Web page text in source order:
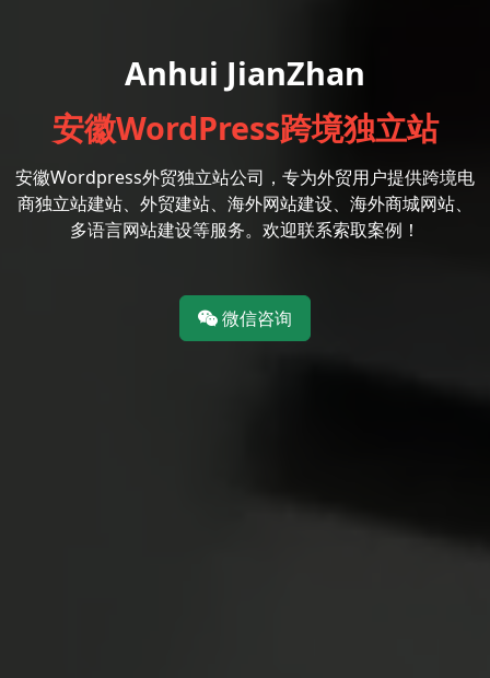
Anhui JianZhan
安徽WordPress跨境独立站
安徽Wordpress外贸独立站公司，专为外贸用户提供跨境电
商独立站建站、外贸建站、海外网站建设、海外商城网站、
多语言网站建设等服务。欢迎联系索取案例！
微信咨询